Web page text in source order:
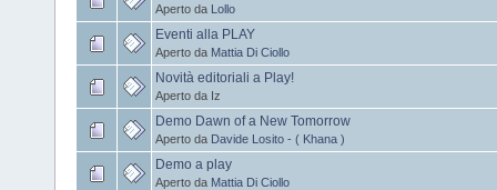
Aperto da Lollo
Eventi alla PLAY
Aperto da Mattia Di Ciollo
Novità editoriali a Play!
Aperto da Iz
Demo Dawn of a New Tomorrow
Aperto da Davide Losito - ( Khana )
Demo a play
Aperto da Mattia Di Ciollo